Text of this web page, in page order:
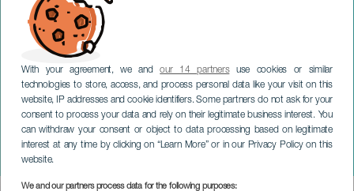
With your agreement, we andour 14 partnersuse cookies or similar
technologies to store, access, and process personal data like your visit on this
website, IP addresses and cookie identifiers. Some partners do not ask for your
consent to process your data and rely on their legitimate business interest. You
can withdraw your consent or object to data processing based on legitimate
interest at any time by clicking on “Learn More” or in our Privacy Policy on this
website.
We and our partners process data for the following purposes:
Gran Cabalgata de
Carrozas - Fiestas
Mayores de Santiago
GRAN CANARIA